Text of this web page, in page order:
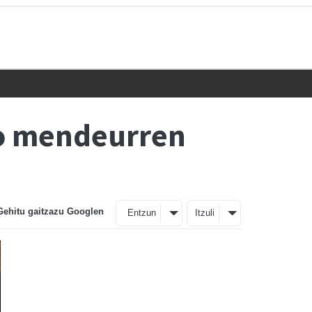
mendeurren
gaitzazu Googlen Entzun Itzuli